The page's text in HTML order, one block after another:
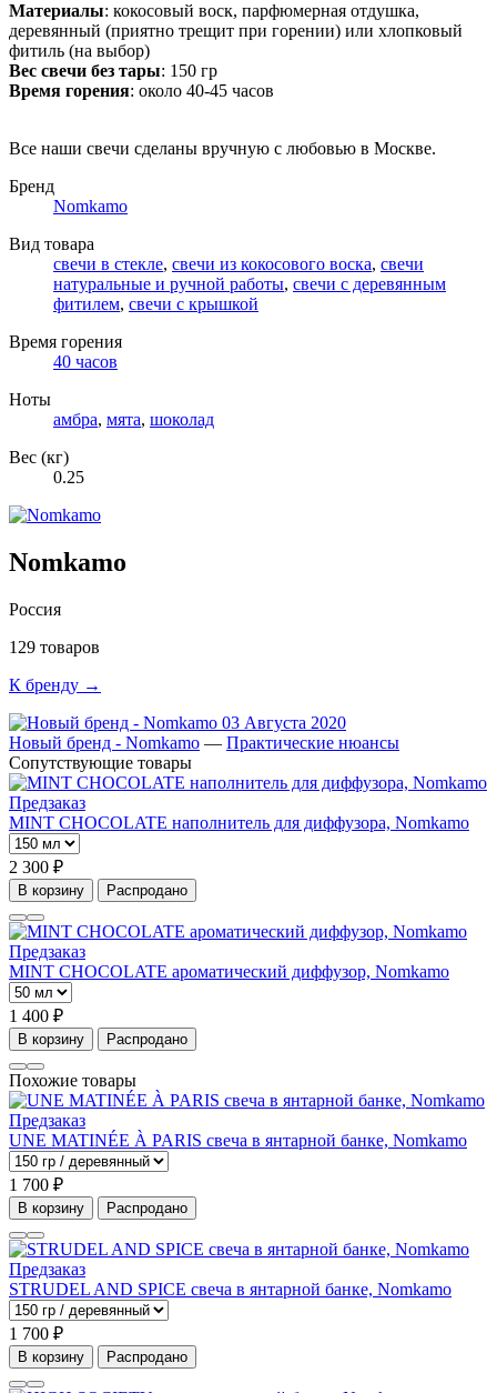
Материалы: кокосовый воск, парфюмерная отдушка,
деревянный (приятно трещит при горении) или хлопковый
фитиль (на выбор)
Вес свечи без тары: 150 гр
Время горения: около 40-45 часов
Все наши свечи сделаны вручную с любовью в Москве.
Бренд
Nomkamo
Вид товара
свечи в стекле, свечи из кокосового воска, свечи
натуральные и ручной работы, свечи с деревянным
фитилем, свечи с крышкой
Время горения
40 часов
Ноты
амбра, мята, шоколад
Вес (кг)
0.25
Nomkamo
Россия
129 товаров
К бренду →
03 Августа 2020
Новый бренд - Nomkamo — Практические нюансы
Сопутствующие товары
Предзаказ
MINT CHOCOLATE наполнитель для диффузора, Nomkamo
2 300 ₽
В корзину Распродано
Предзаказ
MINT CHOCOLATE ароматический диффузор, Nomkamo
1 400 ₽
В корзину Распродано
Похожие товары
Предзаказ
UNE MATINÉE À PARIS свеча в янтарной банке, Nomkamo
1 700 ₽
В корзину Распродано
Предзаказ
STRUDEL AND SPICE свеча в янтарной банке, Nomkamo
1 700 ₽
В корзину Распродано